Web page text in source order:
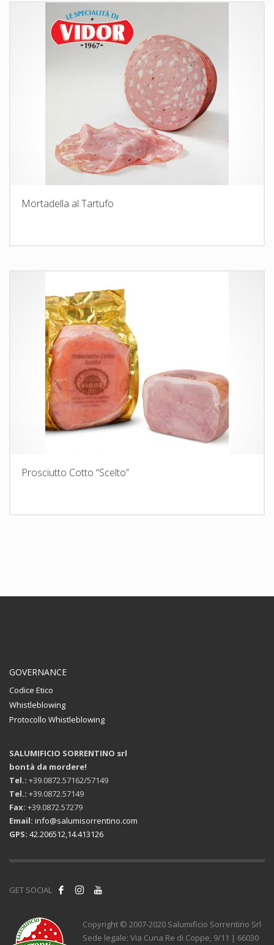
Mortadella al Tartufo
Prosciutto Cotto “Scelto”
GOVERNANCE
Codice Etico
Whistleblowing
Protocollo Whistleblowing
SALUMIFICIO SORRENTINO srl
bontà da mordere!
Tel.: +39.0872.57162/57149
Tel.: +39.0872.57149
Fax: +39.0872.57279
Email: info@salumisorrentino.com
GPS: 42.206512,14.413126
GET SOCIAL
Copyright © 2007-2020 Salumificio Sorrentino Srl
Sede legale: Via Cuna Re di Coppe, 9/11 | 66030